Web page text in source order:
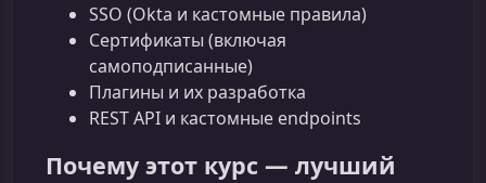
SSO (Okta и кастомные правила)
Сертификаты (включая
самоподписанные)
Плагины и их разработка
REST API и кастомные endpoints
Почему этот курс — лучший